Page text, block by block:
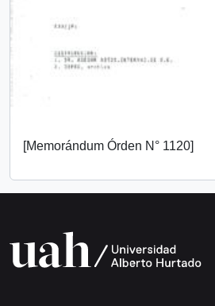
[Memorándum Órden N° 1120]